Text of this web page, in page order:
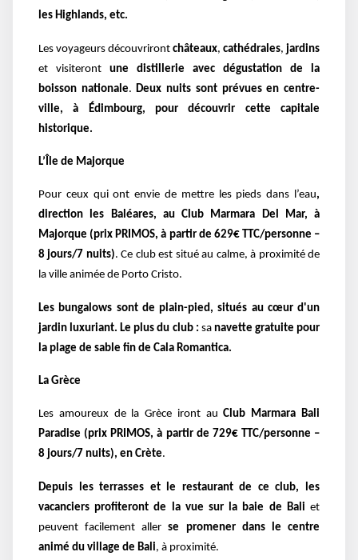
les Highlands, etc.
Les voyageurs découvriront châteaux, cathédrales, jardins
et visiteront une distillerie avec dégustation de la
boisson nationale. Deux nuits sont prévues en centre-
ville, à Édimbourg, pour découvrir cette capitale
historique.
L’Île de Majorque
Pour ceux qui ont envie de mettre les pieds dans l’eau,
direction les Baléares, au Club Marmara Del Mar, à
Majorque (prix PRIMOS, à partir de 629€ TTC/personne –
8 jours/7 nuits). Ce club est situé au calme, à proximité de
la ville animée de Porto Cristo.
Les bungalows sont de plain-pied, situés au cœur d'un
jardin luxuriant. Le plus du club : sa navette gratuite pour
la plage de sable fin de Cala Romantica.
La Grèce
Les amoureux de la Grèce iront auClub Marmara Bali
Paradise (prix PRIMOS, à partir de 729€ TTC/personne –
8 jours/7 nuits), en Crète.
Depuis les terrasses et le restaurant de ce club, les
vacanciers profiteront de la vue sur la baie de Bali et
peuvent facilement allerse promener dans le centre
animé du village de Bali, à proximité.